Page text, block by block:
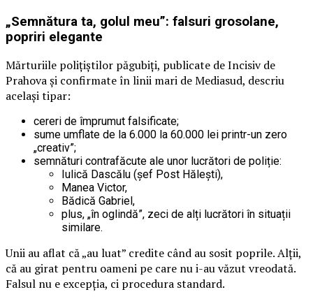
„Semnătura ta, golul meu”: falsuri grosolane,
popriri elegante
Mărturiile polițiștilor păgubiți, publicate de Incisiv de
Prahova și confirmate în linii mari de Mediasud, descriu
același tipar:
cereri de împrumut falsificate;
sume umflate de la 6.000 la 60.000 lei printr-un zero
„creativ”;
semnături contrafăcute ale unor lucrători de poliție:
Iulică Dascălu (șef Post Hălești),
Manea Victor,
Bădică Gabriel,
plus, „în oglindă”, zeci de alți lucrători în situații
similare.
Unii au aflat că „au luat” credite când au sosit poprile. Alții,
că au girat pentru oameni pe care nu i-au văzut vreodată.
Falsul nu e excepția, ci procedura standard.